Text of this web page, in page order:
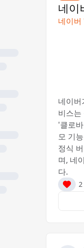
네이
네이버
네이
비스는
'클로
모 기
정식
며, 네
다.
2